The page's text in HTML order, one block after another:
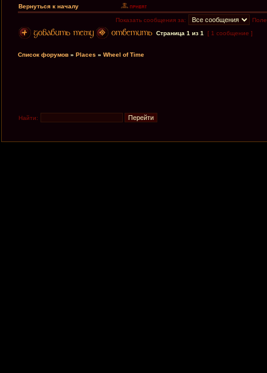
Вернуться к началу
Показать сообщения за:
Страница 1 из 1 [ 1 сообщение ]
Список форумов » Places » Wheel of Time
Найти: